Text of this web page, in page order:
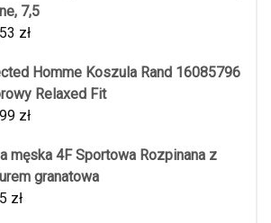
7,5
zł
Homme Koszula Rand 16085796
Relaxed Fit
zł
męska 4F Sportowa Rozpinana z
granatowa
zł